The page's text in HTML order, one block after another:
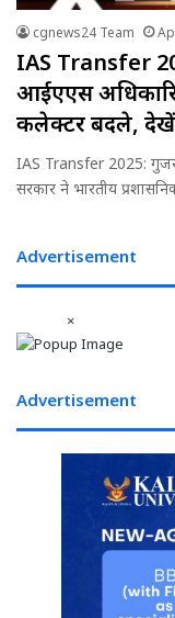
cgnews24 Team
IAS Transfer
आईएएस
कलेक्टर बदले, देखें
IAS Transfer 2025:
सरकार ने भारतीय
Advertisement
×
Advertisement